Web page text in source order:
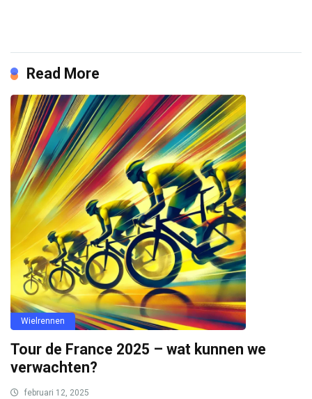
Read More
Wielrennen
Tour de France 2025 – wat kunnen we
verwachten?
februari 12, 2025